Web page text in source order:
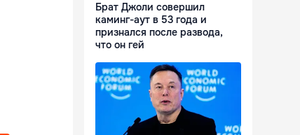
Брат Джоли совершил
каминг-аут в 53 года и
признался после развода,
что он гей